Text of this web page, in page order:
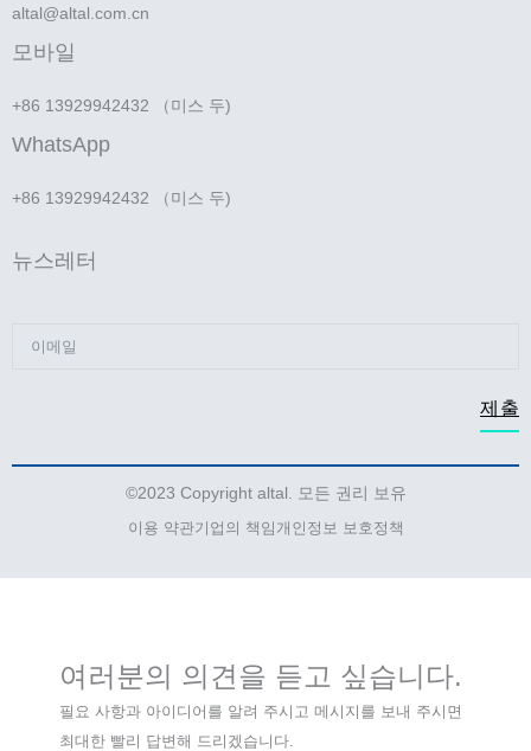
altal@altal.com.cn
모바일
+86 13929942432 （미스 두)
WhatsApp
+86 13929942432 （미스 두)
뉴스레터
제출
©2023 Copyright altal. 모든 권리 보유
이용 약관기업의 책임 개인정보 보호정책
여러분의 의견을 듣고 싶습니다.
필요 사항과 아이디어를 알려 주시고 메시지를 보내 주시면
최대한 빨리 답변해 드리겠습니다.